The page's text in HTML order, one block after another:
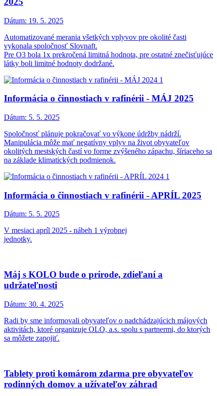
Dátum: 19. 5. 2025
Automatizované merania všetkých vplyvov pre okolité časti
vykonala spoločnosť Slovnaft.
Pre O3 bola 1x prekročená limitná hodnota, pre ostatné znečisťujúce
látky boli limitné hodnoty dodržané.
Informácia o činnostiach v rafinérii - MÁJ 2025
Dátum: 5. 5. 2025
Spoločnosť plánuje pokračovať vo výkone údržby nádrží.
Manipulácia môže mať negatívny vplyv na život obyvateľov
okolitých mestských častí vo forme zvýšeného zápachu, šíriaceho sa
na základe klimatických podmienok.
Informácia o činnostiach v rafinérii - APRÍL 2025
Dátum: 5. 5. 2025
V mesiaci apríl 2025 - nábeh 1 výrobnej
jednotky.
Máj s KOLO bude o prírode, zdieľaní a
udržateľnosti
Dátum: 30. 4. 2025
Radi by sme informovali obyvateľov o nadchádzajúcich májových
aktivitách, ktoré organizuje OLO, a.s. spolu s partnermi, do ktorých
sa môžete zapojiť.
Tablety proti komárom zdarma pre obyvateľov
rodinných domov a užívateľov záhrad